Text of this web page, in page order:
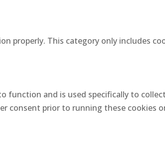
properly. This category only includes
and is used specifically to
consent prior to running these cookies